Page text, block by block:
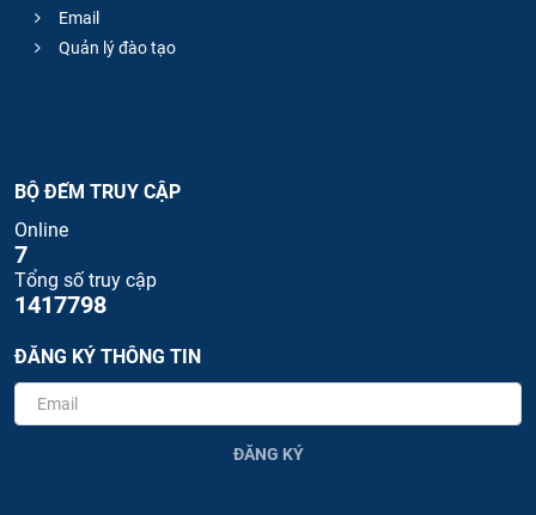
Email
Quản lý đào tạo
BỘ ĐẾM TRUY CẬP
Online
7
Tổng số truy cập
1417798
ĐĂNG KÝ THÔNG TIN
ĐĂNG KÝ